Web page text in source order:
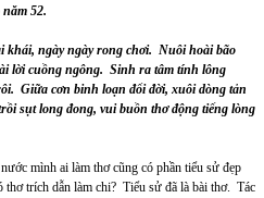
52.
khái, ngày ngày rong chơi. Nuôi hoài bão
lời cuồng ngông. Sinh ra tâm tính lông
Giữa cơn binh loạn đổi đời, xuôi dòng tản
sụt long đong, vui buồn thơ động tiếng lòng
mình ai làm thơ cũng có phần tiểu sử đẹp
trích dẫn làm chi? Tiểu sử đã là bài thơ. Tác